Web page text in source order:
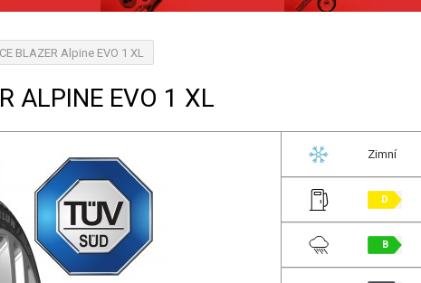
BLAZER Alpine EVO 1 XL
ALPINE EVO 1 XL
Zimní
D
B